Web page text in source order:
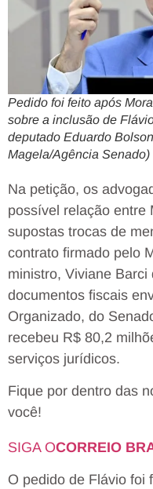
Pedido foi feito após
sobre a inclusão de
deputado Eduardo
Magela/Agência Senado)
Na petição, os
possível relação entre
supostas trocas de
contrato firmado pelo
ministro, Viviane
documentos fiscais
Organizado, do
recebeu R$ 80,2
serviços jurídicos.
Fique por dentro das
você!
SIGA OCORREIO
O pedido de Flávio foi